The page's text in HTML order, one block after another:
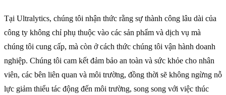
Tại Ultralytics, chúng tôi nhận thức rằng sự thành công lâu dài của
công ty không chỉ phụ thuộc vào các sản phẩm và dịch vụ mà
chúng tôi cung cấp, mà còn ở cách thức chúng tôi vận hành doanh
nghiệp. Chúng tôi cam kết đảm bảo an toàn và sức khỏe cho nhân
viên, các bên liên quan và môi trường, đồng thời sẽ không ngừng nỗ
lực giảm thiểu tác động đến môi trường, song song với việc thúc